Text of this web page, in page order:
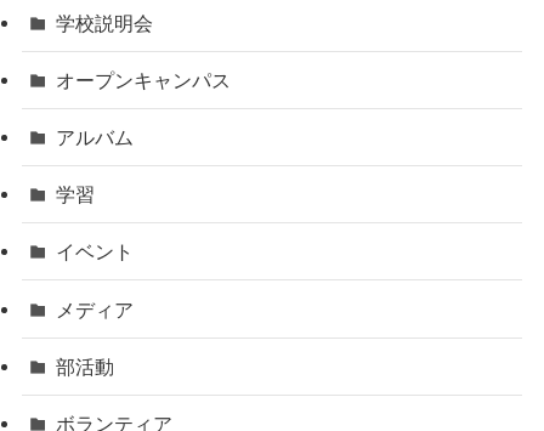
学校説明会
オープンキャンパス
アルバム
学習
イベント
メディア
部活動
ボランティア